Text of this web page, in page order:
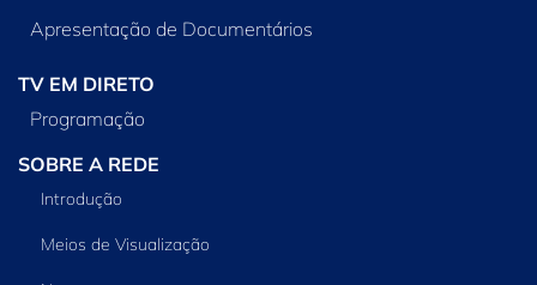
Apresentação de Documentários
TV EM DIRETO
Programação
SOBRE A REDE
Introdução
Meios de Visualização